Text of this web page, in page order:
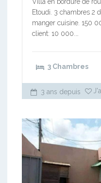
Etoudi. 3 chambres 2
manger cuisine. 150
client: 10 000.…
3 Chambres
3 ans depuis